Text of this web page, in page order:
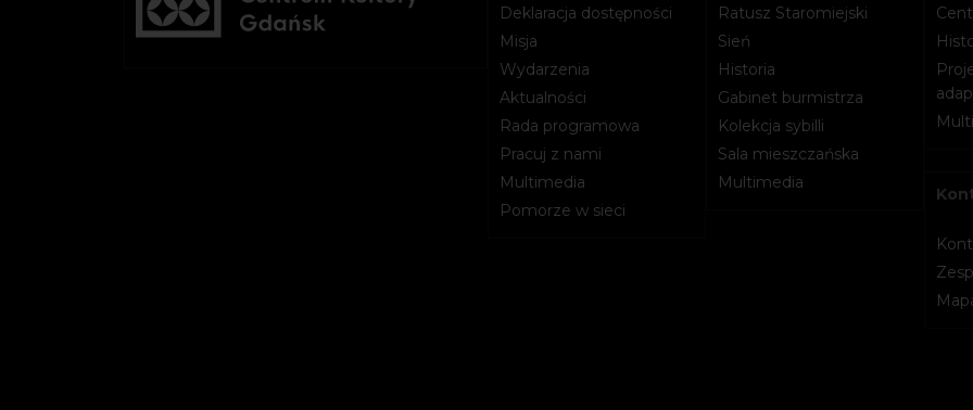
Deklaracja dostępności
Misja
Wydarzenia
Aktualności
Rada programowa
Pracuj z nami
Multimedia
Pomorze w sieci
Ratusz Staromiejski
Sień
Historia
Gabinet burmistrza
Kolekcja sybilli
Sala mieszczańska
Multimedia